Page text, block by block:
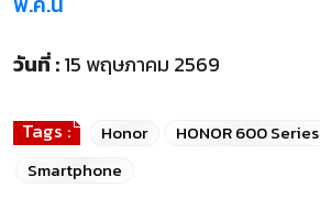
วันที่ :15 พฤษภาคม 2569
Tags : Honor HONOR 600 Series
Smartphone